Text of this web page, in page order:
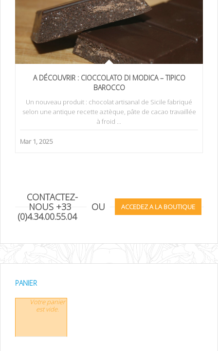
A DÉCOUVRIR : CIOCCOLATO DI MODICA – TIPICO
BAROCCO
Un nouveau produit : chocolat artisanal de Sicile fabriqué
selon une antique recette aztèque, pâte de cacao travaillée
à froid ...
Mar 1, 2025
CONTACTEZ-
NOUS +33
(0)4.34.00.55.04
OU ACCEDEZ A LA BOUTIQUE
PANIER
Votre panier
est vide.